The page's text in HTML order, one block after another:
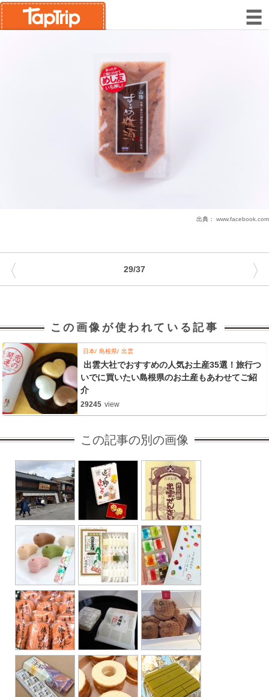
出典： www.facebook.com
29/37
〈 〉
この画像が使われている記事
日本 島根県 出雲
出雲大社でおすすめの人気お土産35選！旅行つ
いでに買いたい島根県のお土産もあわせてご紹
介
29245 view
この記事の別の画像